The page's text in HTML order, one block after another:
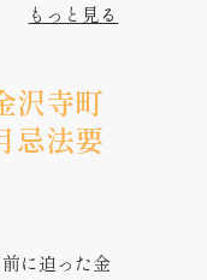
もっと見る
沢寺町
忌法要
迫った金